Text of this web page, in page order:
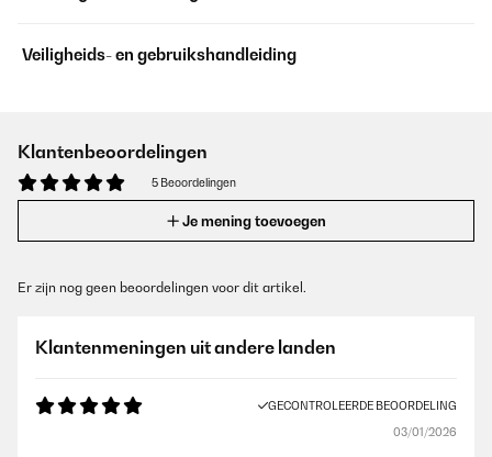
Veiligheids- en gebruikshandleiding
Klantenbeoordelingen
5 Beoordelingen
Je mening toevoegen
Er zijn nog geen beoordelingen voor dit artikel.
Klantenmeningen uit andere landen
GECONTROLEERDE BEOORDELING
03/01/2026